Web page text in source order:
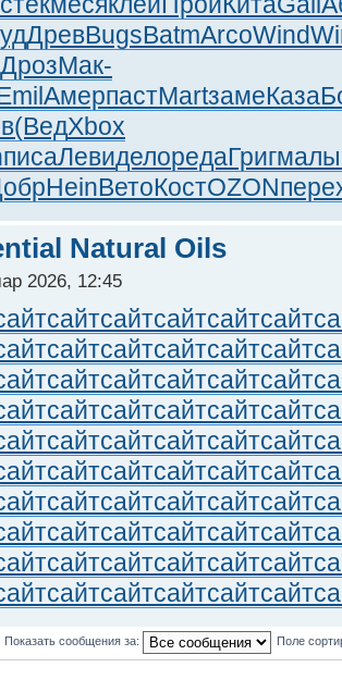
ДревBugsBatmArcoWind
ДрозМак-
АмерпастMartзамеКаза
(ВедXbox
писаЛевиделоредаГригмалы
HeinВетоКостOZONпере
Natural Oils
2026, 12:45
сайтсайтсайтсайтсайт
сайтсайтсайтсайтсайт
сайтсайтсайтсайтсайт
сайтсайтсайтсайтсайт
сайтсайтсайтсайтсайт
сайтсайтсайтсайтсайт
сайтсайтсайтсайтсайт
сайтсайтсайтсайтсайт
сайтсайтсайтсайтсайт
сайтсайтсайтсайтсайт
Показать сообщения за: Поле